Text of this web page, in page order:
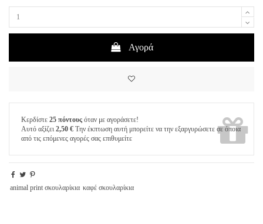
Αγορά
Κερδίστε 25 πόντους όταν με αγοράσετε!
Αυτό αξίζει 2,50 € Την έκπτωση αυτή μπορείτε να την εξαργυρώσετε σε όποια
από τις επόμενες αγορές σας επιθυμείτε
animal print σκουλαρίκια καφέ σκουλαρίκια